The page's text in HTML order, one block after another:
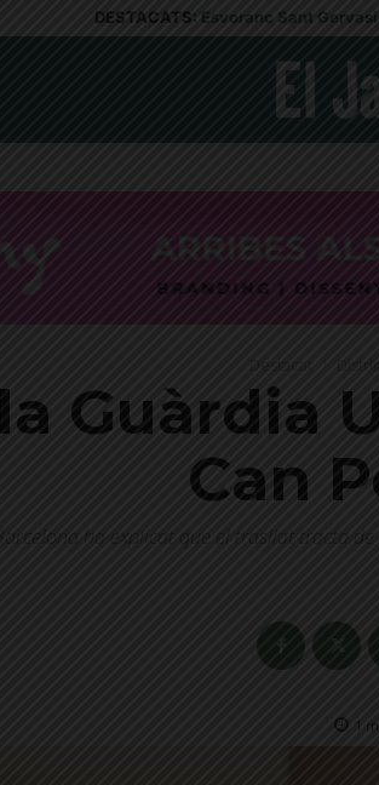
DESTACATS: Esvoranc Sant Gervasi
Guàrdia
Can
ha explicat que el trasllat tracta
1